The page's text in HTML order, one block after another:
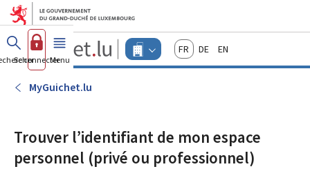
Aller au menu principal
Aller au contenu
Guichet.lu
Changer
d'espace
FrançaisDeutschEnglish
Se connecterMenu principal
MyGuichet.lu
Trouver l’identifiant de mon espace
personnel (privé ou professionnel)